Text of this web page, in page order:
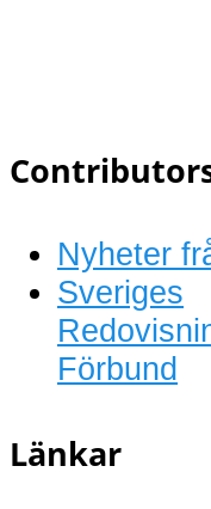
Nyheter
Sveriges
Förbund
Länkar